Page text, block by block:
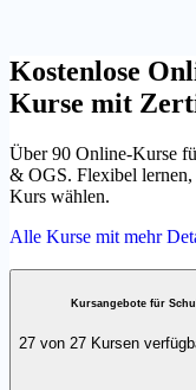
Kostenlose
Kurse mit
Über 90 Online-Kurse
& OGS. Flexibel lernen,
Kurs wählen.
Alle Kurse mit mehr
Kursangebote für
27 von 27 Kursen